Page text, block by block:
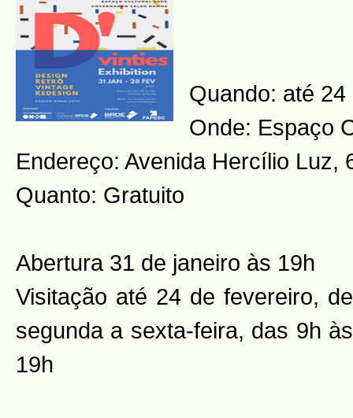
Quando: até
Onde: Espaço
Endereço: Avenida Hercílio Luz,
Quanto: Gratuito
Abertura 31 de janeiro às 19h
Visitação até 24 de fevereiro, de
segunda a sexta-feira, das 9h às
19h